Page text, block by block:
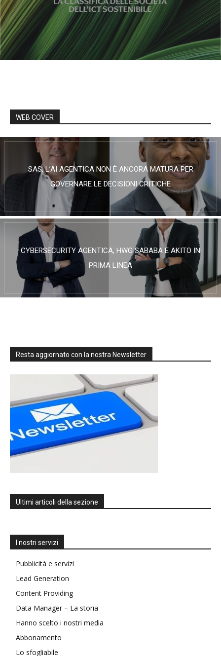
WEB COVER
SAS, L’AI AGENTICA NON È ANCORA MATURA PER
GOVERNARE LE DECISIONI CRITICHE
CYBERSECURITY AGENTICA, HWG SABABA E AKITO IN
PRIMA LINEA
Resta aggiornato con la nostra Newsletter
Ultimi articoli della sezione
I nostri servizi
Pubblicità e servizi
Lead Generation
Content Providing
Data Manager – La storia
Hanno scelto i nostri media
Abbonamento
Lo sfogliabile